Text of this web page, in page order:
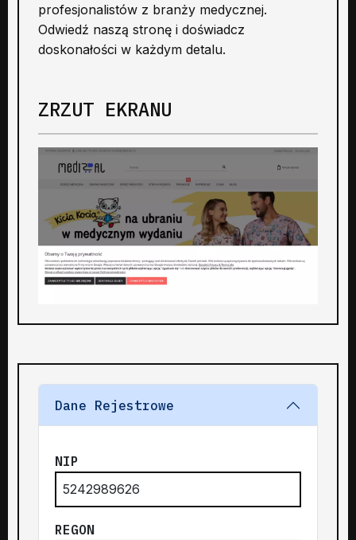
profesjonalistów z branży medycznej.
Odwiedź naszą stronę i doświadcz
doskonałości w każdym detalu.
ZRZUT EKRANU
Dane Rejestrowe
NIP
5242989626
REGON